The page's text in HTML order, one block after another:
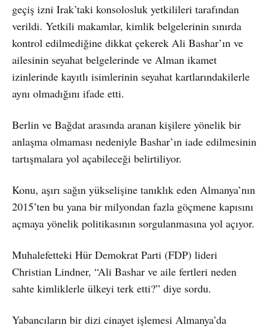
geçiş izni Irak’taki konsolosluk yetkilileri tarafından
verildi. Yetkili makamlar, kimlik belgelerinin sınırda
kontrol edilmediğine dikkat çekerek Ali Bashar’ın ve
ailesinin seyahat belgelerinde ve Alman ikamet
izinlerinde kayıtlı isimlerinin seyahat kartlarındakilerle
aynı olmadığını ifade etti.
Berlin ve Bağdat arasında aranan kişilere yönelik bir
anlaşma olmaması nedeniyle Bashar’ın iade edilmesinin
tartışmalara yol açabileceği belirtiliyor.
Konu, aşırı sağın yükselişine tanıklık eden Almanya’nın
2015’ten bu yana bir milyondan fazla göçmene kapısını
açmaya yönelik politikasının sorgulanmasına yol açıyor.
Muhalefetteki Hür Demokrat Parti (FDP) lideri
Christian Lindner, “Ali Bashar ve aile fertleri neden
sahte kimliklerle ülkeyi terk etti?” diye sordu.
Yabancıların bir dizi cinayet işlemesi Almanya’da